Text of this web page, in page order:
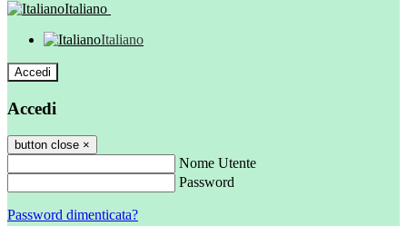
Italiano
Italiano
Accedi
Accedi
button close ×
Nome Utente
Password
Password dimenticata?